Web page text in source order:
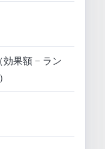
効果額 − ラン